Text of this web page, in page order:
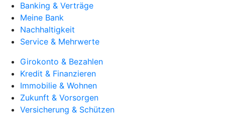
Banking & Verträge
Meine Bank
Nachhaltigkeit
Service & Mehrwerte
Girokonto & Bezahlen
Kredit & Finanzieren
Immobilie & Wohnen
Zukunft & Vorsorgen
Versicherung & Schützen